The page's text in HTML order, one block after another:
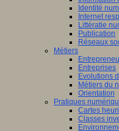
Identité
Internet
Littératie
Publication
Réseaux
Métiers
Entreprises
Evolutions
Métiers du
Orientation
Pratiques
Cartes
Classes